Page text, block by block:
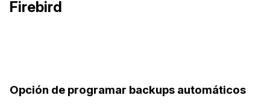
Firebird
Opción de programar backups automáticos